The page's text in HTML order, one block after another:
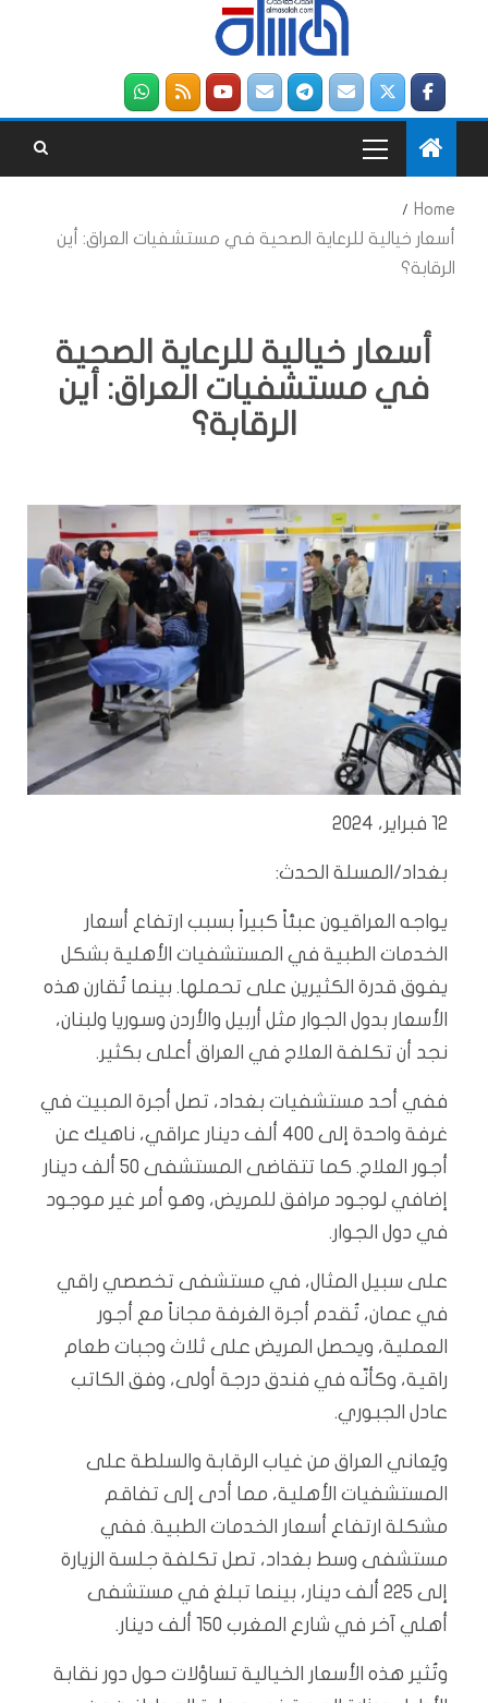
Home
أسعار خيالية للرعاية الصحية في مستشفيات العراق: أين
الرقابة؟
أسعار خيالية للرعاية الصحية
في مستشفيات العراق: أين
الرقابة؟
12 فبراير، 2024
بغداد/المسلة الحدث:
يواجه العراقيون عبئاً كبيراً بسبب ارتفاع أسعار
الخدمات الطبية في المستشفيات الأهلية بشكل
يفوق قدرة الكثيرين على تحملها. بينما تُقارن هذه
الأسعار بدول الجوار مثل أربيل والأردن وسوريا ولبنان،
نجد أن تكلفة العلاج في العراق أعلى بكثير.
ففي أحد مستشفيات بغداد، تصل أجرة المبيت في
غرفة واحدة إلى 400 ألف دينار عراقي، ناهيك عن
أجور العلاج. كما تتقاضى المستشفى 50 ألف دينار
إضافي لوجود مرافق للمريض، وهو أمر غير موجود
في دول الجوار.
على سبيل المثال، في مستشفى تخصصي راقي
في عمان، تُقدم أجرة الغرفة مجاناً مع أجور
العملية، ويحصل المريض على ثلاث وجبات طعام
راقية، وكأنّه في فندق درجة أولى، وفق الكاتب
عادل الجبوري.
ويُعاني العراق من غياب الرقابة والسلطة على
المستشفيات الأهلية، مما أدى إلى تفاقم
مشكلة ارتفاع أسعار الخدمات الطبية. ففي
مستشفى وسط بغداد، تصل تكلفة جلسة الزيارة
إلى 225 ألف دينار، بينما تبلغ في مستشفى
أهلي آخر في شارع المغرب 150 ألف دينار.
وتُثير هذه الأسعار الخيالية تساؤلات حول دور نقابة